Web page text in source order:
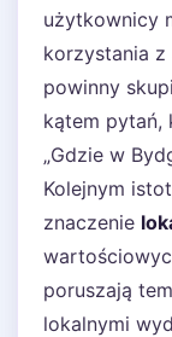
użytkownicy
korzystania z
powinny
kątem pytań,
„Gdzie w
Kolejnym
znaczenie
poruszają
lokalnymi